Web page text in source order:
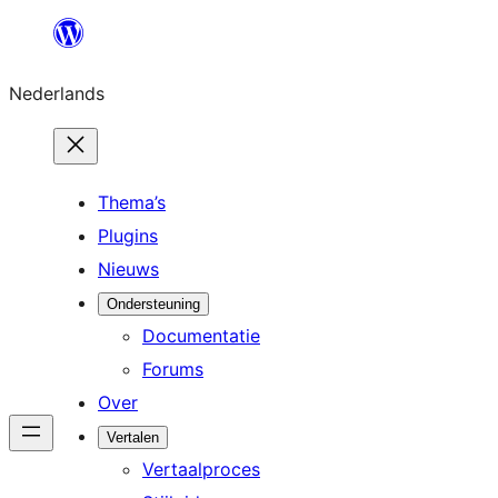
de
inhoud
Nederlands
Thema’s
Plugins
Nieuws
Ondersteuning
Documentatie
Forums
Over
Vertalen
Vertaalproces